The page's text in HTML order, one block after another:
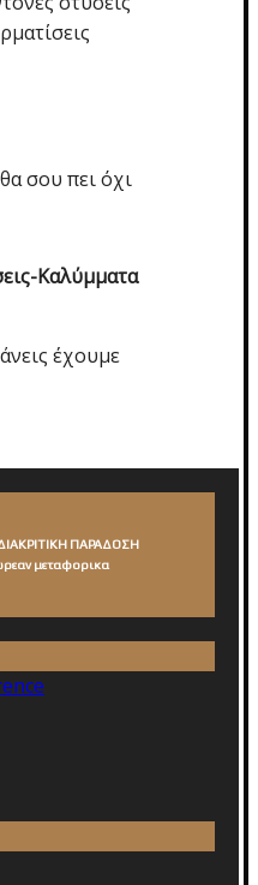
σου πει όχι
Καλύμματα
έχουμε
ΠΑΡΑΔΟΣΗ